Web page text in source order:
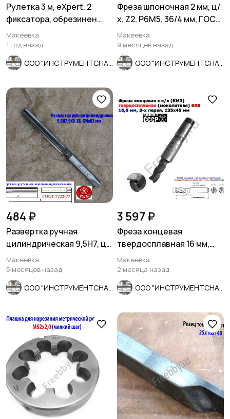
Рулетка 3 м, eXpert, 2
фиксатора, обрезинен
корпус, 2-х сторон размет
Макеевка
1 год назад
Фреза шпоночная 2 мм, ц/
х, Z2, Р6М5, 36/4 мм, ГОСТ
9140-78, СССР.
Макеевка
9 месяцев назад
484 ₽
Развертка ручная
цилиндрическая 9,5Н7, ц/
х, 9ХС, Z6, 124/62 мм,
СССР.
Макеевка
5 месяцев назад
3 597 ₽
Фреза концевая
твердосплавная 16 мм,
монолит, ВК8, к/х, КМ3, Z3
СССР.
Макеевка
2 месяца назад